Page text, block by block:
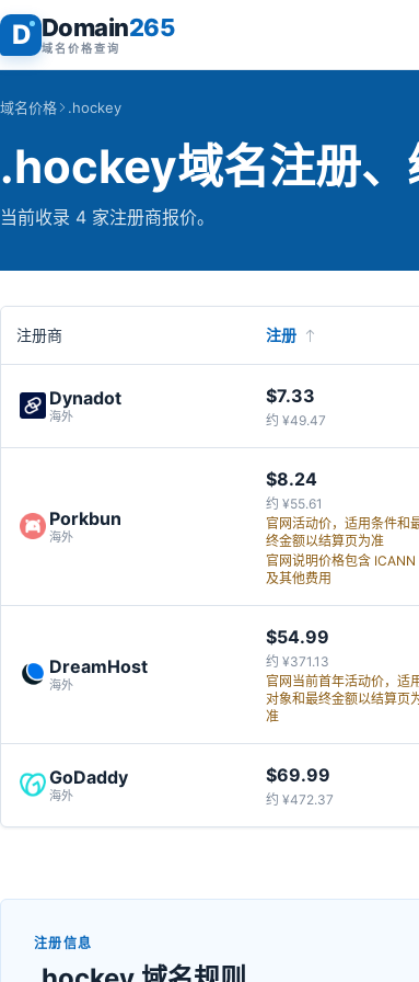
D Domain265
域名价格查询
域名价格 .hockey
.hockey域名注册、
当前收录 4 家注册商报价。
注册商 注册
Dynadot
海外
$7.33
约 ¥49.47
Porkbun
海外
$8.24
约 ¥55.61
官网活动价，适用条件和
终金额以结算页为准
官网说明价格包含 ICANN
及其他费用
DreamHost
海外
$54.99
约 ¥371.13
官网当前首年活动价，适
对象和最终金额以结算页
准
GoDaddy
海外
$69.99
约 ¥472.37
注册信息